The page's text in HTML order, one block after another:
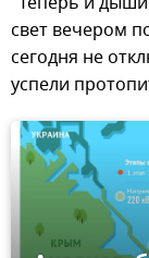
свет вечером
сегодня не
успели